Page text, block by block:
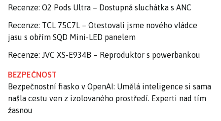
Recenze: O2 Pods Ultra – Dostupná sluchátka s ANC
Recenze: TCL 75C7L – Otestovali jsme nového vládce
jasu s obřím SQD Mini-LED panelem
Recenze: JVC XS-E934B – Reproduktor s powerbankou
BEZPEČNOST
Bezpečnostní fiasko v OpenAI: Umělá inteligence si sama
našla cestu ven z izolovaného prostředí. Experti nad tím
žasnou